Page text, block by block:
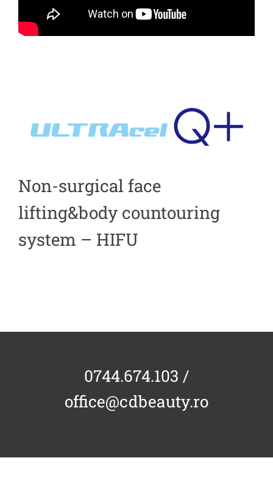
Non-surgical face
lifting&body countouring
system – HIFU
0744.674.103 /
office@cdbeauty.ro